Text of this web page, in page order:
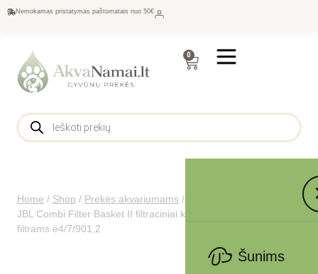
Nemokamas pristatymas paštomatais nuo 50€
0
Šunims
Home / Shop / Prekės akvariumams /
JBL Combi Filter Basket II filtraciniai krepšeliai išoriniams
filtrams e4/7/901,2